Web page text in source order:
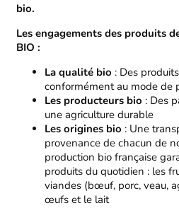
bio.
Les engagements des produits
BIO :
La qualité bio : Des
conformément au mode de
Les producteurs bio : Des
une agriculture durable
Les origines bio : Une
provenance de chacun de
production bio française
produits du quotidien : les
viandes (bœuf, porc, veau,
œufs et le lait